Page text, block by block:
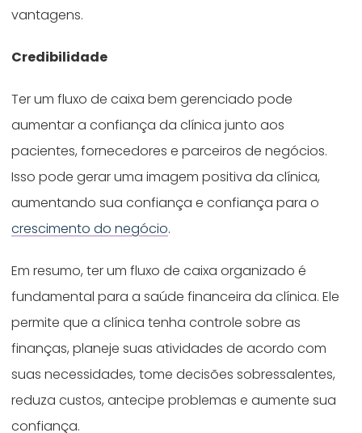
vantagens.
Credibilidade
Ter um fluxo de caixa bem gerenciado pode
aumentar a confiança da clínica junto aos
pacientes, fornecedores e parceiros de negócios.
Isso pode gerar uma imagem positiva da clínica,
aumentando sua confiança e confiança para o
crescimento do negócio.
Em resumo, ter um fluxo de caixa organizado é
fundamental para a saúde financeira da clínica. Ele
permite que a clínica tenha controle sobre as
finanças, planeje suas atividades de acordo com
suas necessidades, tome decisões sobressalentes,
reduza custos, antecipe problemas e aumente sua
confiança.